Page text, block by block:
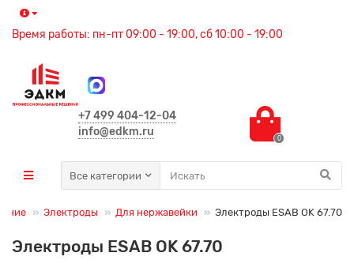
Время работы: пн-пт 09:00 - 19:00, сб 10:00 - 19:00
+7 499 404-12-04
info@edkm.ru
0
Все категории
Электроды Для нержавейки Электроды ESAB OK 67.70
Электроды ESAB OK 67.70